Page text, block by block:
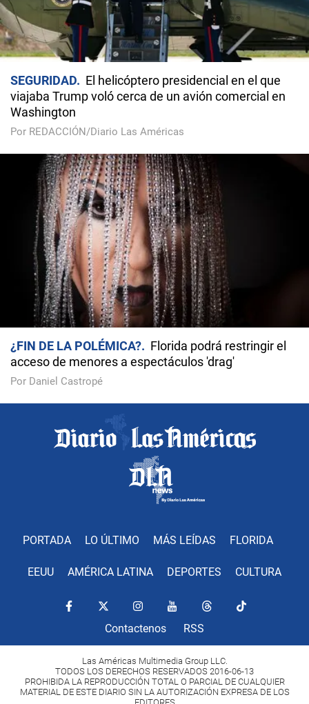
SEGURIDAD
El helicóptero presidencial en el que
viajaba Trump voló cerca de un avión comercial en
Washington
Por REDACCIÓN/Diario Las Américas
¿FIN DE LA POLÉMICA?
Florida podrá restringir el
acceso de menores a espectáculos 'drag'
Por Daniel Castropé
PORTADA LO ÚLTIMO MÁS LEÍDAS FLORIDA
EEUU AMÉRICA LATINA DEPORTES CULTURA
Contactenos RSS
Las Américas Multimedia Group LLC.
TODOS LOS DERECHOS RESERVADOS 2016-06-13
PROHIBIDA LA REPRODUCCIÓN TOTAL O PARCIAL DE CUALQUIER
MATERIAL DE ESTE DIARIO SIN LA AUTORIZACIÓN EXPRESA DE LOS